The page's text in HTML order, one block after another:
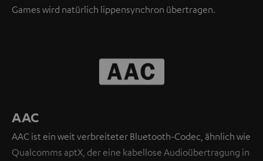
Games wird natürlich lippensynchron übertragen.
AAC
AAC ist ein weit verbreiteter Bluetooth-Codec, ähnlich wie
Qualcomms aptX, der eine kabellose Audioübertragung in